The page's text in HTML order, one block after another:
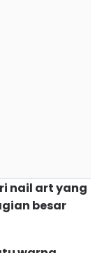
nail art yang
besar